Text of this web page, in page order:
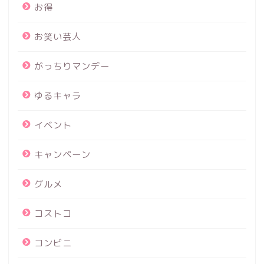
お得
お笑い芸人
がっちりマンデー
ゆるキャラ
イベント
キャンペーン
グルメ
コストコ
コンビニ